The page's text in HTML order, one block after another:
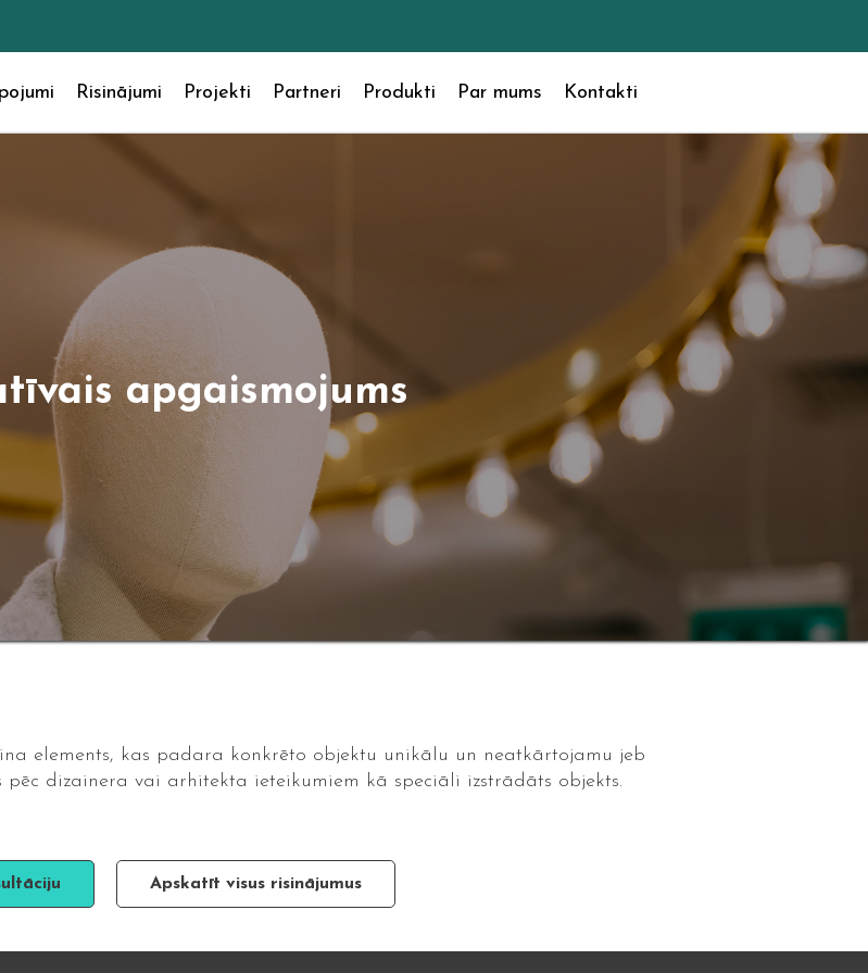
Risinājumi Projekti Partneri Produkti Par mums Kontakti
apgaismojums
elements, kas padara konkrēto objektu unikālu un neatkārtojamu jeb
dizainera vai arhitekta ieteikumiem kā speciāli izstrādāts objekts.
Apskatīt visus risinājumus